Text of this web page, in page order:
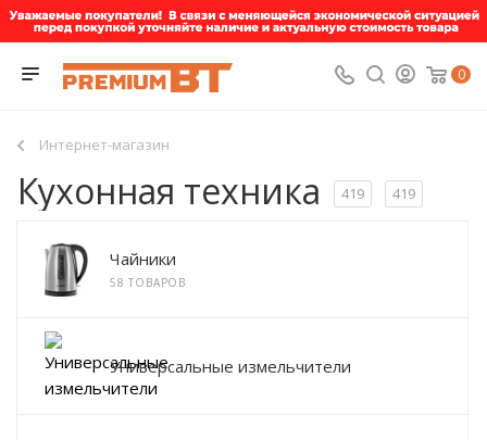
0
Интернет-магазин
Кухонная техника 419 419
Чайники
58 ТОВАРОВ
Универсальные измельчители